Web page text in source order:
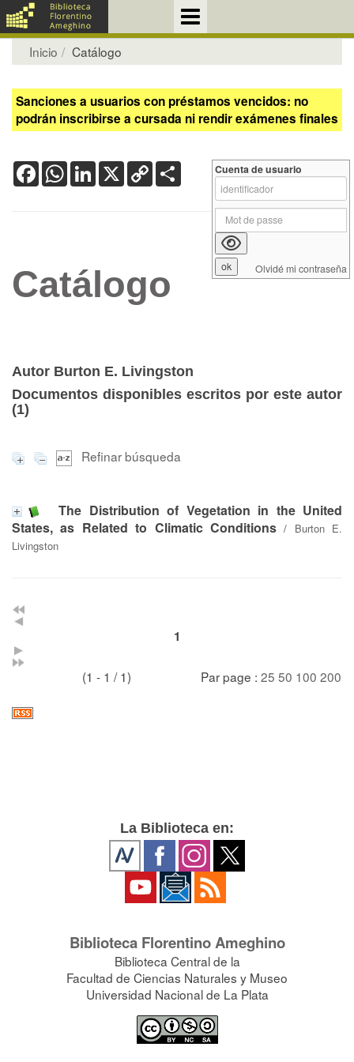
Inicio Catálogo
Sanciones a usuarios con préstamos vencidos: no
podrán inscribirse a cursada ni rendir exámenes finales
FacebookWhatsApp
LinkedIn
X Copy
Link
Catálogo
Autor Burton E. Livingston
Documentos disponibles escritos por este autor
(1)
Refinar búsqueda
The Distribution of Vegetation in the United
States, as Related to Climatic Conditions/ Burton E.
Livingston
1
(1 - 1 / 1) Par page : 25 50 100 200
Cuenta de usuario
Olvidé mi contraseña
La Biblioteca en:
Biblioteca Florentino Ameghino
Biblioteca Central de la
Facultad de Ciencias Naturales y Museo
Universidad Nacional de La Plata